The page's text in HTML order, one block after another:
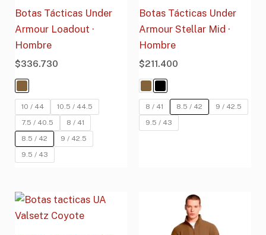
Botas Tácticas Under
Armour Loadout ·
Hombre
$336.730
10 / 44
10.5 / 44.5
7.5 / 40.5
8 / 41
8.5 / 42
9 / 42.5
9.5 / 43
Botas Tácticas Under
Armour Stellar Mid ·
Hombre
$211.400
8 / 41 8.5 / 42
9 / 42.5
9.5 / 43